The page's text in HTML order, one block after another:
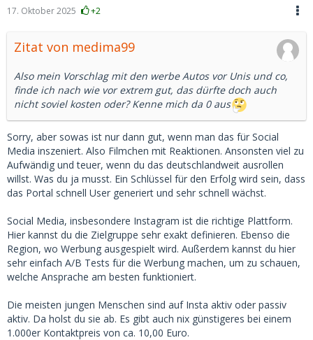
17. Oktober 2025 +2
Zitat von medima99
Also mein Vorschlag mit den werbe Autos vor Unis und co,
finde ich nach wie vor extrem gut, das dürfte doch auch
nicht soviel kosten oder? Kenne mich da 0 aus
Sorry, aber sowas ist nur dann gut, wenn man das für Social
Media inszeniert. Also Filmchen mit Reaktionen. Ansonsten viel zu
Aufwändig und teuer, wenn du das deutschlandweit ausrollen
willst. Was du ja musst. Ein Schlüssel für den Erfolg wird sein, dass
das Portal schnell User generiert und sehr schnell wächst.
Social Media, insbesondere Instagram ist die richtige Plattform.
Hier kannst du die Zielgruppe sehr exakt definieren. Ebenso die
Region, wo Werbung ausgespielt wird. Außerdem kannst du hier
sehr einfach A/B Tests für die Werbung machen, um zu schauen,
welche Ansprache am besten funktioniert.
Die meisten jungen Menschen sind auf Insta aktiv oder passiv
aktiv. Da holst du sie ab. Es gibt auch nix günstigeres bei einem
1.000er Kontaktpreis von ca. 10,00 Euro.